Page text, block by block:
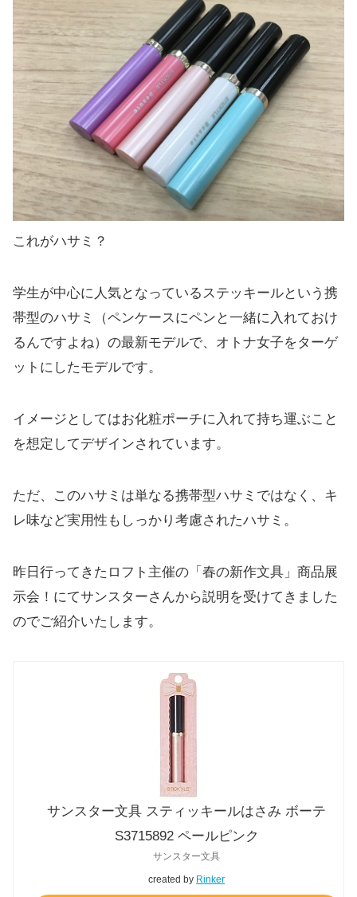
これがハサミ？
学生が中心に人気となっているステッキールという携
帯型のハサミ（ペンケースにペンと一緒に入れておけ
るんですよね）の最新モデルで、オトナ女子をターゲ
ットにしたモデルです。
イメージとしてはお化粧ポーチに入れて持ち運ぶこと
を想定してデザインされています。
ただ、このハサミは単なる携帯型ハサミではなく、キ
レ味など実用性もしっかり考慮されたハサミ。
昨日行ってきたロフト主催の「春の新作文具」商品展
示会！にてサンスターさんから説明を受けてきました
のでご紹介いたします。
サンスター文具 スティッキールはさみ ボーテ
S3715892 ペールピンク
created by Rinker
サンスター文具